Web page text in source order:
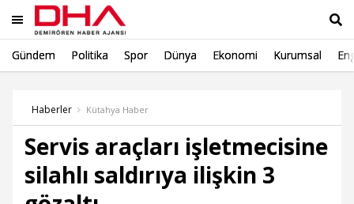
Gündem Politika Spor Dünya Ekonomi Kurumsal
Haberler Kütahya Haber
Servis araçları işletmecisine
silahlı saldırıya ilişkin 3